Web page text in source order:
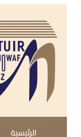
الرئيسية